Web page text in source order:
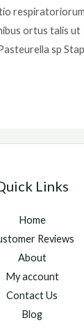
ortus talis ut
sp
Links
Home
Reviews
About
My account
Contact Us
Blog